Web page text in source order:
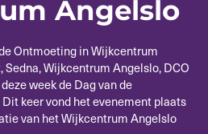
Angelslo
Ontmoeting in Wijkcentrum
Sedna, Wijkcentrum Angelslo, DCO
week de Dag van de
keer vond het evenement plaats
van het Wijkcentrum Angelslo